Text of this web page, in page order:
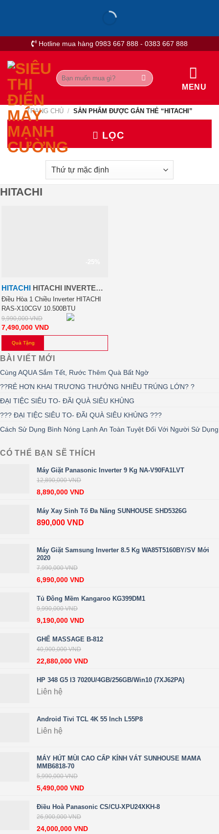
Hotline mua hàng 0983 667 888 - 0383 667 888
Tìm
kiếm:
MENU
TRANG CHỦ / SẢN PHẨM ĐƯỢC GẮN THẺ “HITACHI”
LỌC
HITACHI
HITACHI HITACHI INVERTER
10.500BTU
Điều Hòa 1 Chiều Inverter HITACHI
RAS-X10CGV 10.500BTU
9,990,000VND
7,490,000 VND
Quà Tặng
BÀI VIẾT MỚI
Cùng AQUA Sắm Tết, Rước Thêm Quà Bất Ngờ
??RẺ HƠN KHAI TRƯƠNG THƯỞNG NHIỀU TRÚNG LỚN? ?
ĐẠI TIỆC SIÊU TO- ĐÃI QUÀ SIÊU KHỦNG
??? ĐẠI TIỆC SIÊU TO- ĐÃI QUÀ SIÊU KHỦNG ???
Cách Sử Dụng Bình Nóng Lạnh An Toàn Tuyệt Đối Với Người Sử Dụng
CÓ THỂ BẠN SẼ THÍCH
Máy Giặt Panasonic Inverter 9 Kg NA-V90FA1LVT
12,890,000VND
8,890,000 VND
Máy Xay Sinh Tố Đa Năng SUNHOUSE SHD5326G
890,000 VND
Máy Giặt Samsung Inverter 8.5 Kg WA85T5160BY/SV Mới
2020
7,990,000VND
6,990,000 VND
Tủ Đông Mềm Kangaroo KG399DM1
9,990,000VND
9,190,000 VND
GHẾ MASSAGE B-812
40,900,000VND
22,880,000 VND
HP 348 G5 I3 7020U/4GB/256GB/Win10 (7XJ62PA)
Liên hệ
Android Tivi TCL 4K 55 Inch L55P8
Liên hệ
MÁY HÚT MÙI CAO CẤP KÍNH VÁT SUNHOUSE MAMA
MMB6818-70
5,990,000VND
5,490,000 VND
Điều Hoà Panasonic CS/CU-XPU24XKH-8
26,900,000VND
24,000,000 VND